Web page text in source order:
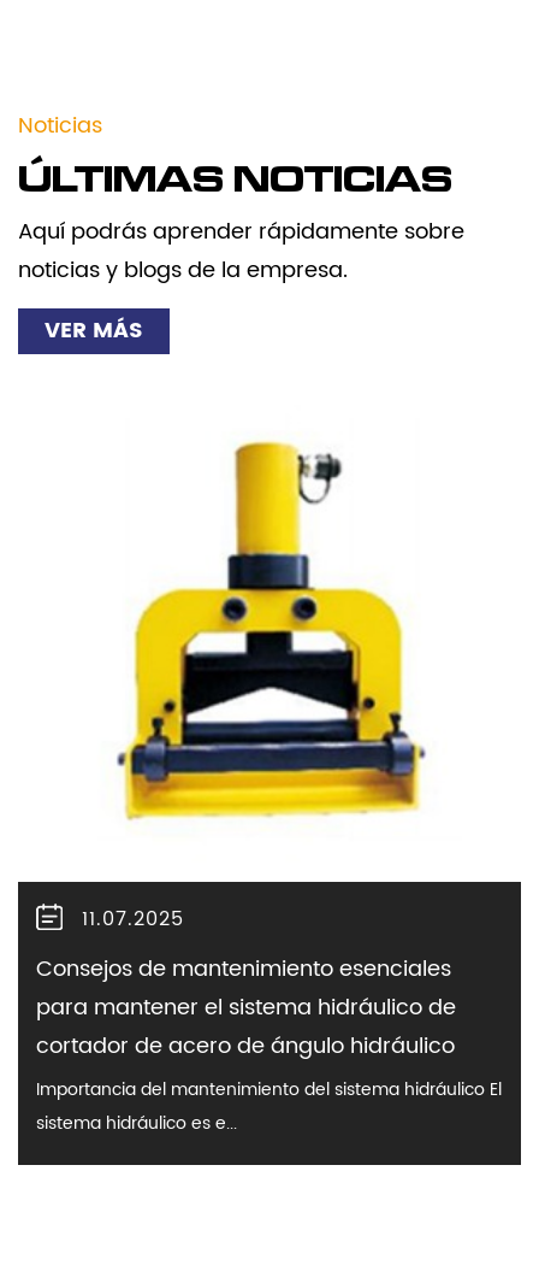
Noticias
ÚLTIMAS NOTICIAS
Aquí podrás aprender rápidamente sobre
noticias y blogs de la empresa.
VER MÁS
11.07.2025
Consejos de mantenimiento esenciales
para mantener el sistema hidráulico de
cortador de acero de ángulo hidráulico
Importancia del mantenimiento del sistema hidráulico El
sistema hidráulico es e...